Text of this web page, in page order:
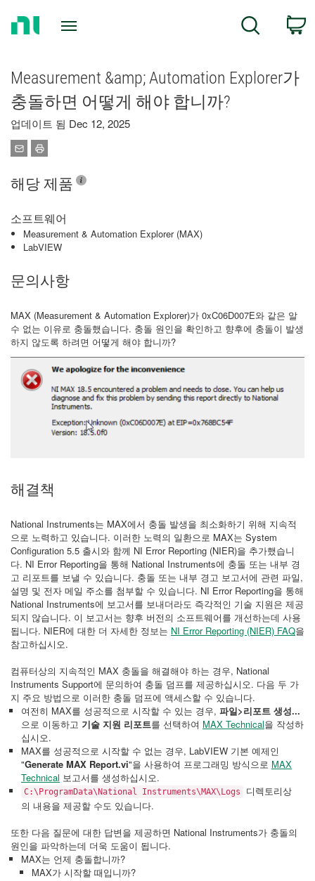
Search
Measurement &amp; Automation Explorer가
충돌하면 어떻게 해야 합니까?
업데이트 됨 Dec 12, 2025
해당 제품
소프트웨어
Measurement & Automation Explorer (MAX)
LabVIEW
문의사항
MAX (Measurement & Automation Explorer)가 0xC06D007E와 같은 알
수 없는 이유로 충돌했습니다. 충돌 원인을 확인하고 향후에 충돌이 발생
하지 않도록 하려면 어떻게 해야 합니까?
해결책
National Instruments는 MAX에서 충돌 발생을 최소화하기 위해 지속적
으로 노력하고 있습니다. 이러한 노력의 일환으로 MAX는 System
Configuration 5.5 출시와 함께 NI Error Reporting (NIER)을 추가했습니
다. NI Error Reporting을 통해 National Instruments에 충돌 또는 내부 경
고 리포트를 보낼 수 있습니다. 충돌 또는 내부 경고 보고서에 관련 파일,
설명 및 전자 메일 주소를 첨부할 수 있습니다. NI Error Reporting을 통해
National Instruments에 보고서를 보내더라도 즉각적인 기술 지원은 제공
되지 않습니다. 이 보고서는 향후 버전의 소프트웨어를 개선하는데 사용
됩니다. NIER에 대한 더 자세한 정보는 NI Error Reporting (NIER) FAQ을
참고하십시오.
컴퓨터상의 지속적인 MAX 충돌을 해결해야 하는 경우, National
Instruments Support에 문의하여 충돌 덤프를 제공하십시오. 다음 두 가
지 주요 방법으로 이러한 충돌 덤프에 액세스할 수 있습니다.
여전히 MAX를 성공적으로 시작할 수 있는 경우, 파일>리포트 생성...
으로 이동하고 기술 지원 리포트를 선택하여 MAX Technical을 작성하
십시오.
MAX를 성공적으로 시작할 수 없는 경우, LabVIEW 기본 예제인
"Generate MAX Report.vi"을 사용하여 프로그래밍 방식으로 MAX
Technical 보고서를 생성하십시오.
C:\ProgramData\National Instruments\MAX\Logs
디렉토리상
의 내용을 제공할 수도 있습니다.
또한 다음 질문에 대한 답변을 제공하면 National Instruments가 충돌의
원인을 파악하는데 더욱 도움이 됩니다.
MAX는 언제 충돌합니까?
MAX가 시작할 때입니까?